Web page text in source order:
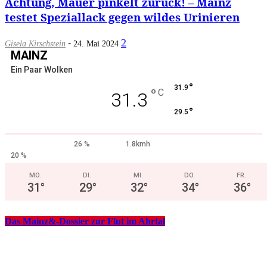
testet Speziallack gegen wildes Urinieren
Gisela Kirschstein - 24. Mai 2024 2
MAINZ
Ein Paar Wolken
31.3 ° C 31.9 °
29.5 °
26 %
1.8kmh
20 %
MO.
31°
DI.
29°
MI.
32°
DO.
34°
FR.
36°
Das Mainz&-Dossier zur Flut im Ahrtal